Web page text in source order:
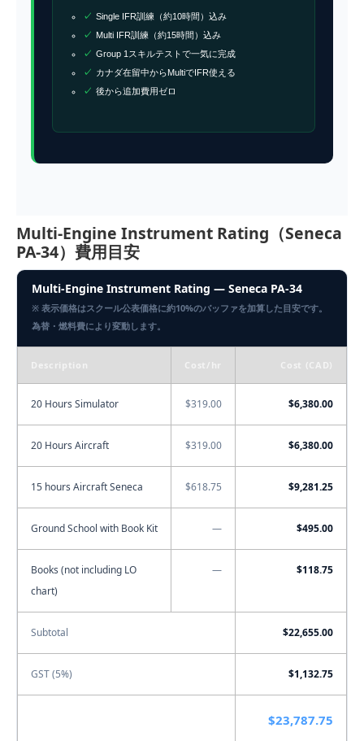
Single IFR訓練（約10時間）込み
Multi IFR訓練（約15時間）込み
Group 1スキルテストで一気に完成
カナダ在留中からMultiでIFR使える
後から追加費用ゼロ
Multi-Engine Instrument Rating（Seneca
PA-34）費用目安
Multi-Engine Instrument Rating — Seneca PA-34
※ 表示価格はスクール公表価格に約10%のバッファを加算した目安です。
為替・燃料費により変動します。
Description Cost/hr Cost (CAD)
20 Hours Simulator $319.00 $6,380.00
20 Hours Aircraft $319.00 $6,380.00
15 hours Aircraft Seneca $618.75 $9,281.25
Ground School with Book Kit — $495.00
Books (not including LO
chart)
— $118.75
Subtotal $22,655.00
GST (5%) $1,132.75
$23,787.75